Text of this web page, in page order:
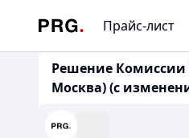
Прайс-лист
Решение Комиссии
Москва) (с